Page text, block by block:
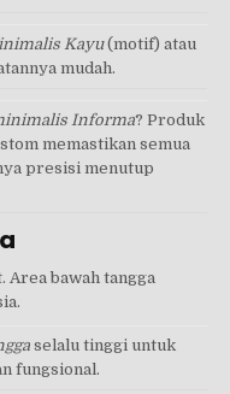
Kayu(motif) atau
mudah.
Informa? Produk
memastikan semua
presisi menutup
Area bawah tangga
selalu tinggi untuk
fungsional.